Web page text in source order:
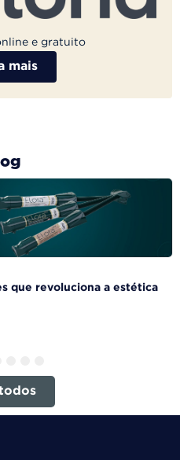
e gratuito
mais
que revoluciona a estética